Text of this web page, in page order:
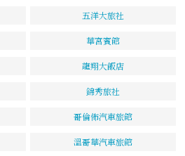
五洋大旅社
華宮賓館
龍翔大飯店
錦秀旅社
哥倫佈汽車旅館
溫哥華汽車旅館